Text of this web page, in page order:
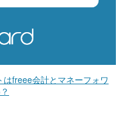
freee会計とマネーフォワ